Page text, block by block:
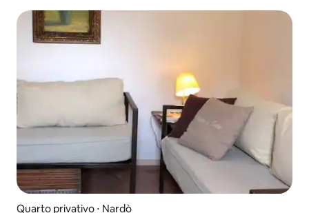
Quarto privativo ⋅ Nardò